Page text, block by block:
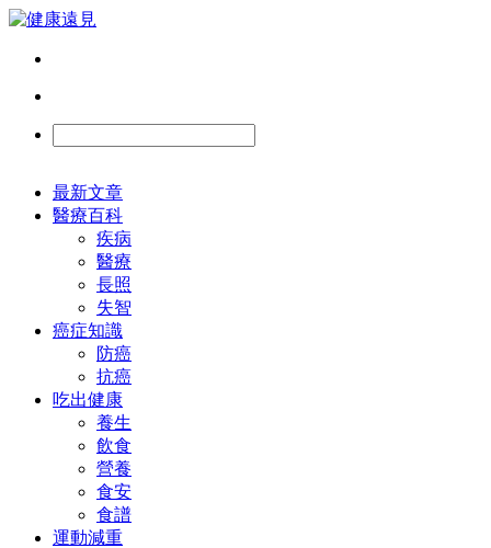
最新文章
醫療百科
疾病
醫療
長照
失智
癌症知識
防癌
抗癌
吃出健康
養生
飲食
營養
食安
食譜
運動減重